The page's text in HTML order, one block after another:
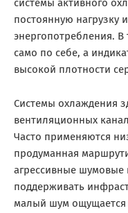
системы активного
постоянную нагрузку
энергопотребления.
само по себе, а
высокой плотности
Системы охлаждения
вентиляционных
Часто применяются
продуманная
агрессивные шумовые
поддерживать
малый шум ощущается